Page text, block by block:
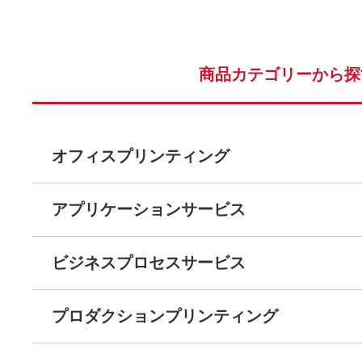
商品カテゴリーから
オフィスプリンティング
アプリケーションサービス
ビジネスプロセスサービス
プロダクションプリンティング